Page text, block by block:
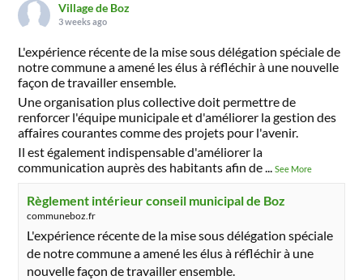
Village de Boz
3 weeks ago
L'expérience récente de la mise sous délégation spéciale de
notre commune a amené les élus à réfléchir à une nouvelle
façon de travailler ensemble.
Une organisation plus collective doit permettre de
renforcer l'équipe municipale et d'améliorer la gestion des
affaires courantes comme des projets pour l'avenir.
Il est également indispensable d'améliorer la
communication auprès des habitants afin de...See More
Règlement intérieur conseil municipal de Boz
communeboz.fr
L'expérience récente de la mise sous délégation spéciale
de notre commune a amené les élus à réfléchir à une
nouvelle façon de travailler ensemble.